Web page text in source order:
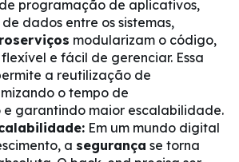
programação de aplicativos,
dados entre os sistemas,
modularizam o código,
e fácil de gerenciar. Essa
a reutilização de
o tempo de
e garantindo maior escalabilidade.
Em um mundo digital
a segurança se torna